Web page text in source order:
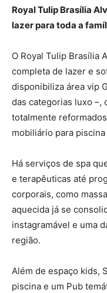
Royal Tulip Brasília
lazer para toda a
O Royal Tulip Brasília
completa de lazer e
disponibiliza área vip
das categorias luxo –,
totalmente
mobiliário para
Há serviços de spa
e terapêuticas até
corporais, como
aquecida já se
instagramável e uma
região.
Além de espaço kids,
piscina e um Pub